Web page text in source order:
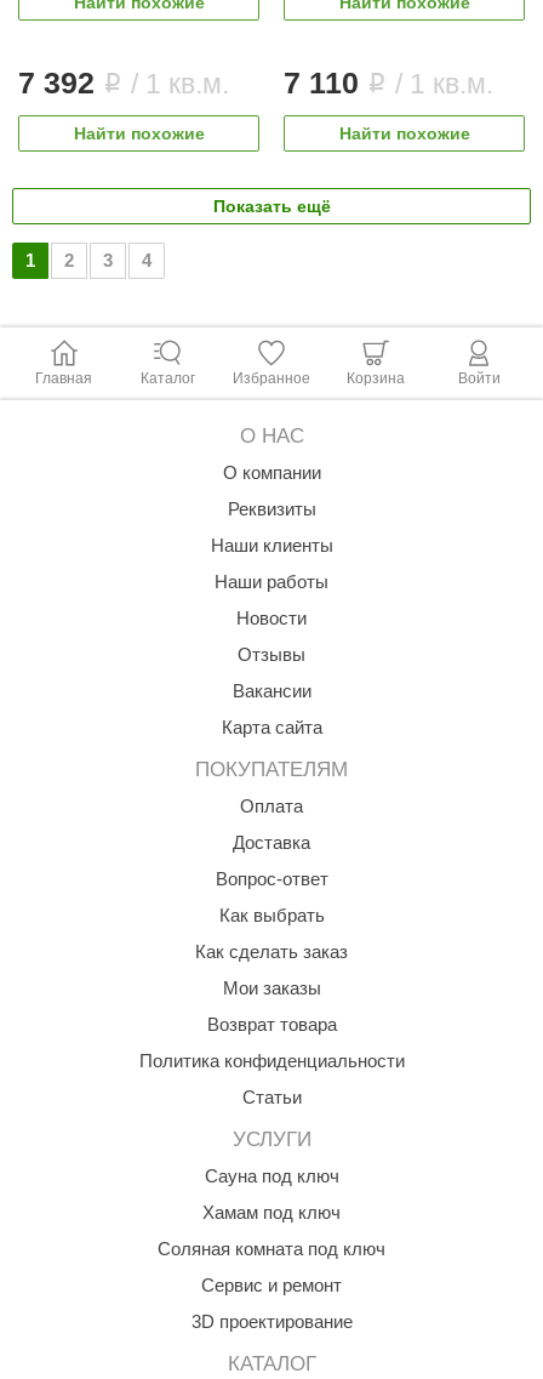
7 392 i / 1 кв.м.
Найти похожие
7 110 i / 1 кв.м.
Найти похожие
Показать ещё
1 2 3 4
Главная Каталог Избранное Корзина Войти
О НАС
О компании
Реквизиты
Наши клиенты
Наши работы
Новости
Отзывы
Вакансии
Карта сайта
ПОКУПАТЕЛЯМ
Оплата
Доставка
Вопрос-ответ
Как выбрать
Как сделать заказ
Мои заказы
Возврат товара
Политика конфиденциальности
Статьи
УСЛУГИ
Сауна под ключ
Хамам под ключ
Соляная комната под ключ
Сервис и ремонт
3D проектирование
КАТАЛОГ